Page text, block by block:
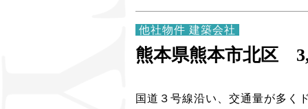
他社物件 建築会社
熊本県熊本市北区
国道３号線沿い、交通量が多く